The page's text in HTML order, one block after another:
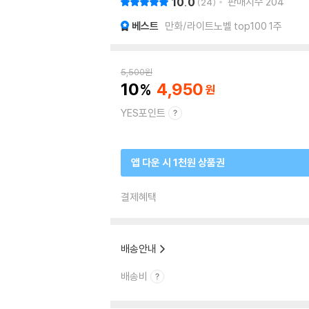
베스트 만화/라이트노벨 top100 1주
5,500원
10 4,950
YES포인트
앱 다운 시 1천원 상품권
결제혜택
배송안내
배송비